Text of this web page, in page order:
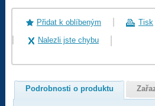
Přidat k oblíbeným
Tisk
Nalezli jste chybu
Podrobnosti o produktu